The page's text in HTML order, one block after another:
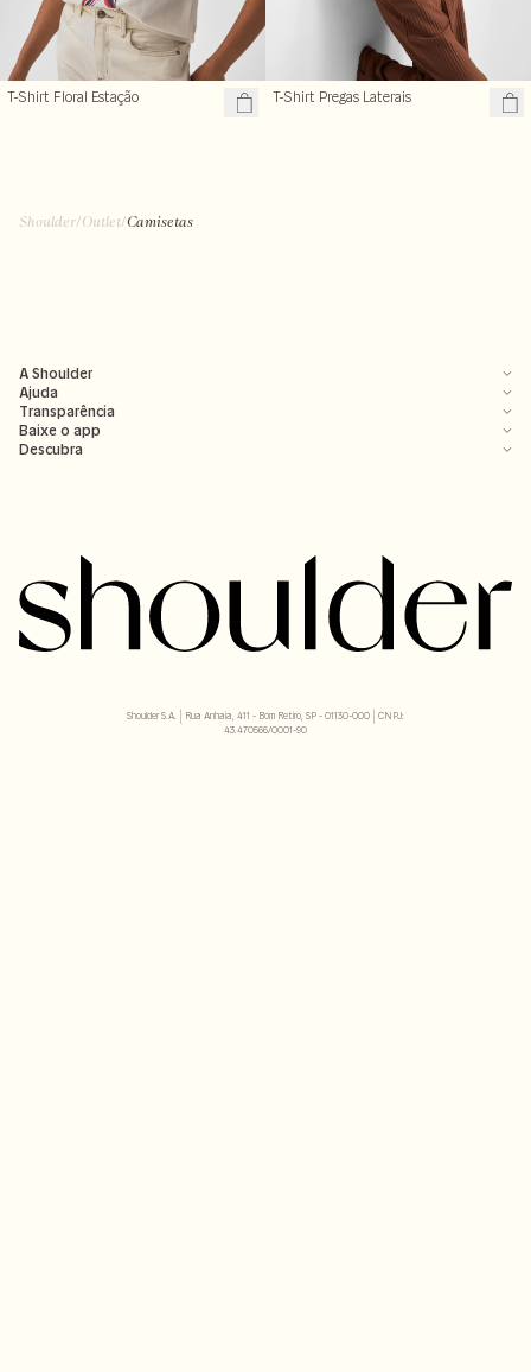
T-Shirt Floral Estação T-Shirt Pregas Laterais
Shoulder/Outlet/Camisetas
A Shoulder
Ajuda
Transparência
Baixe o app
Descubra
Shoulder S.A. | Rua Anhaia, 411 - Bom Retiro, SP - 01130-000 | CNPJ:
43.470566/0001-90